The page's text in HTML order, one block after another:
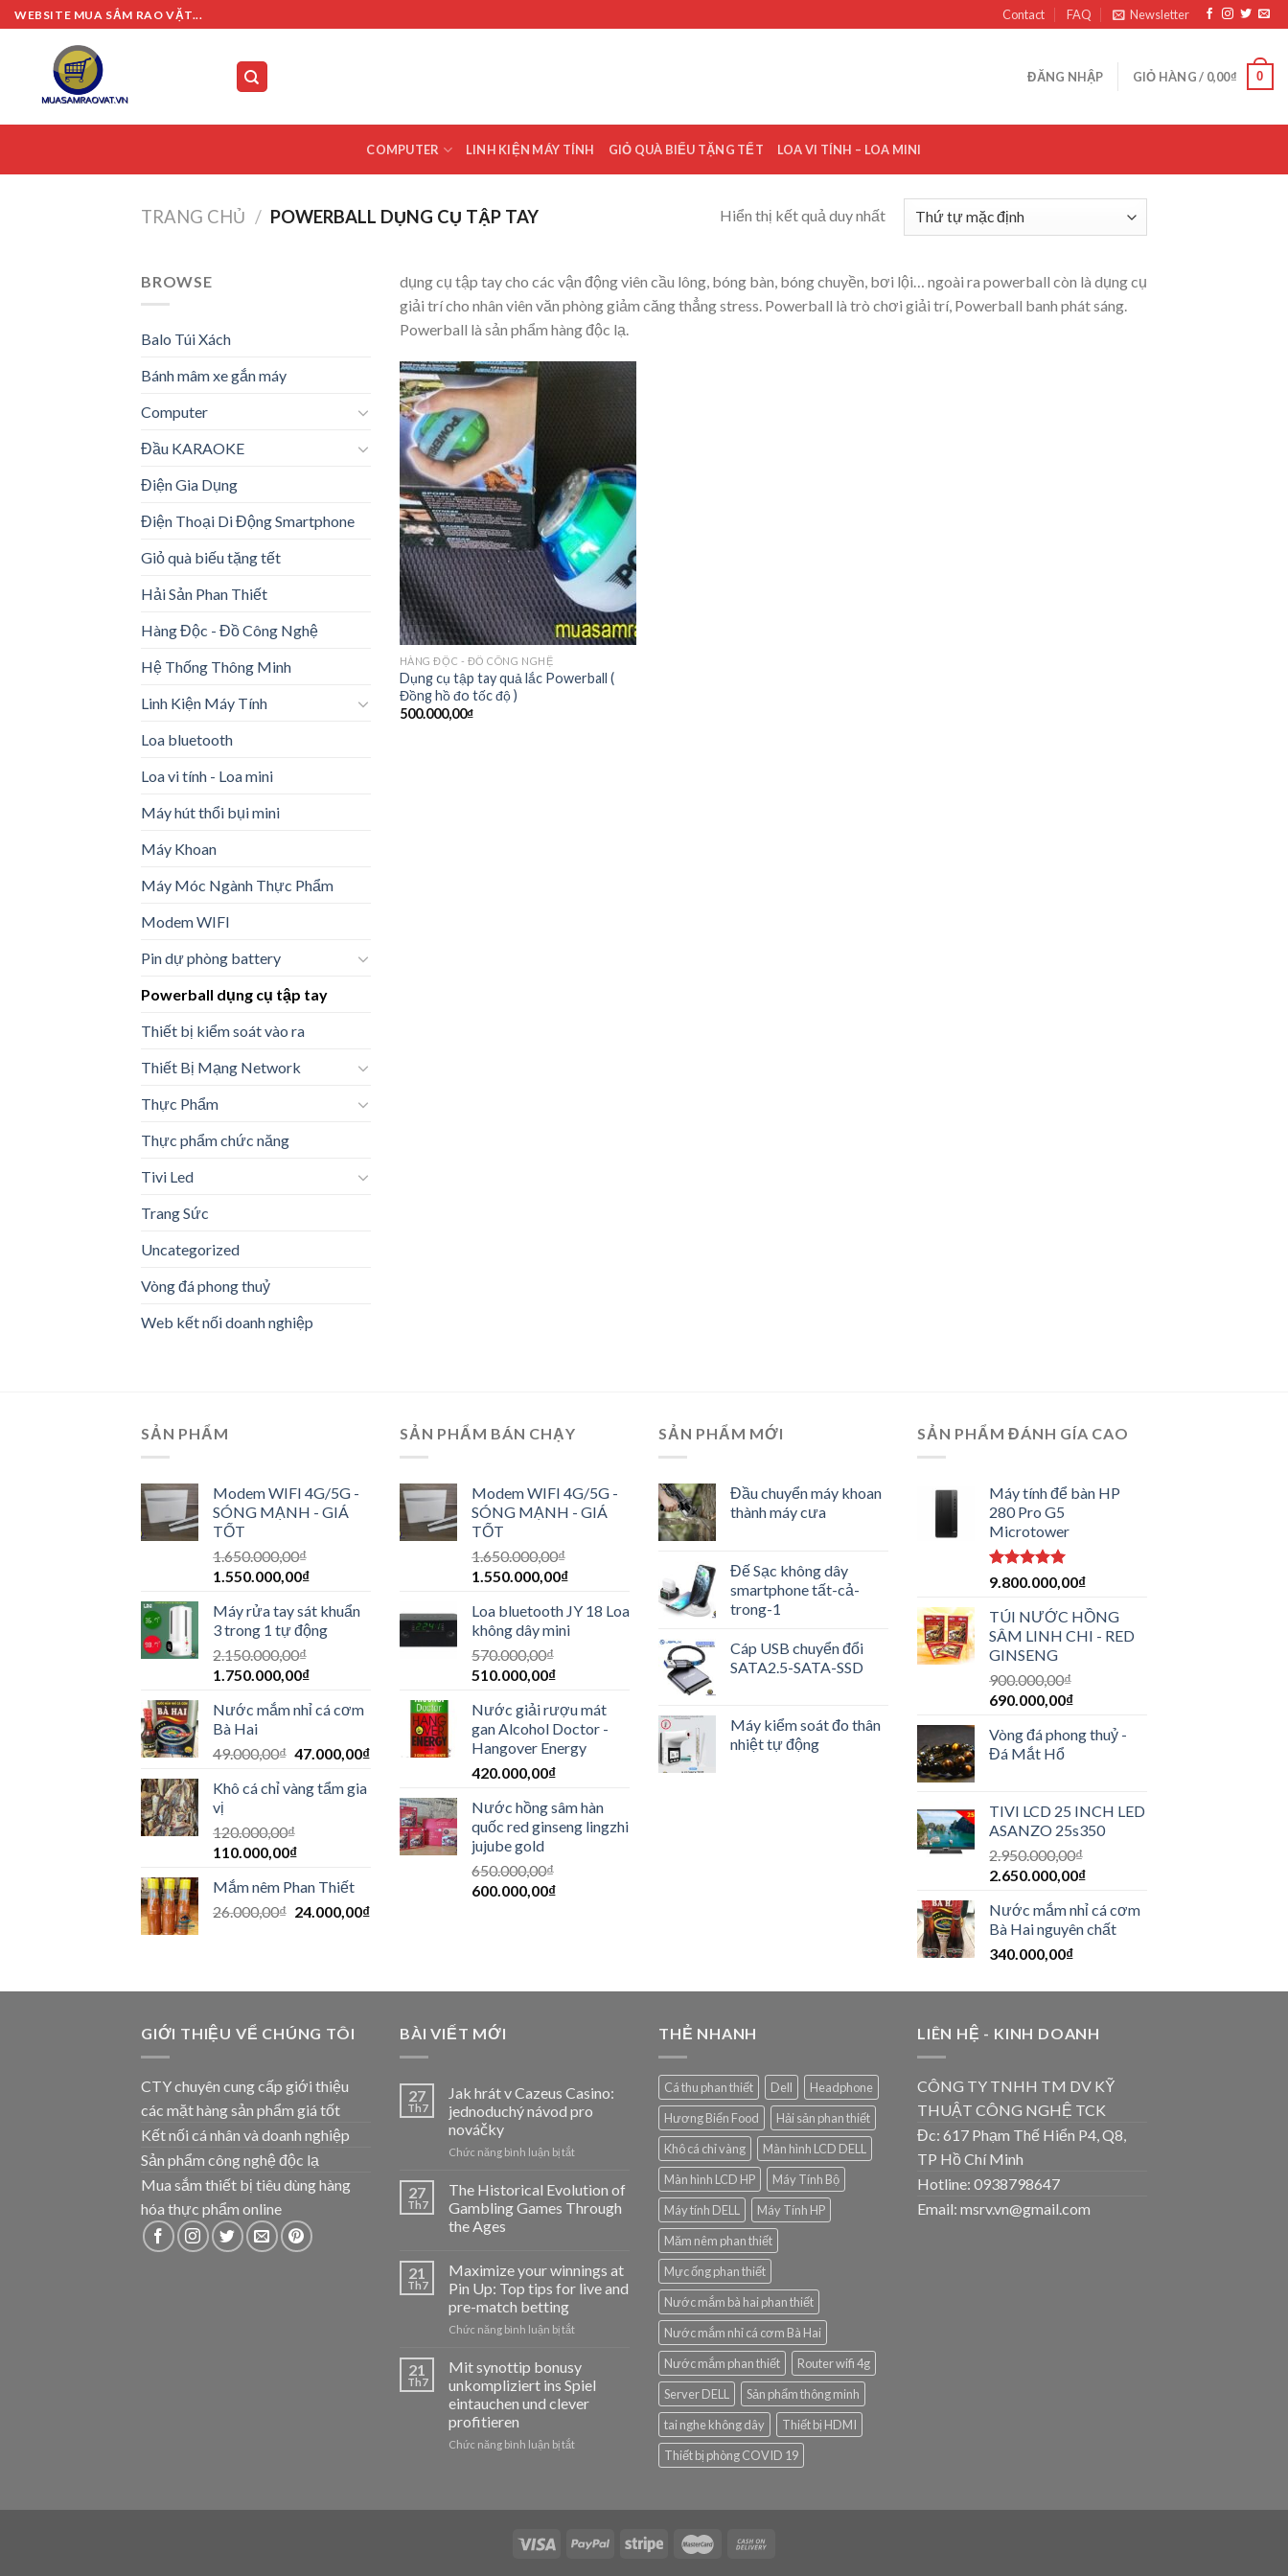
Skip
to
WEBSITE MUA SẮM RAO VẶT... Contact FAQ Newsletter
ĐĂNG NHẬP GIỎ HÀNG / 0,00₫ 0
COMPUTER LINH KIỆN MÁY TÍNH GIỎ QUÀ BIẾU TẶNG TẾT LOA VI TÍNH – LOA MINI
TRANG CHỦ / POWERBALL DỤNG CỤ TẬP TAY Hiển thị kết quả duy nhất
BROWSE
Balo Túi Xách
Bánh mâm xe gắn máy
Computer
Đầu KARAOKE
Điện Gia Dụng
Điện Thoại Di Động Smartphone
Giỏ quà biếu tặng tết
Hải Sản Phan Thiết
Hàng Độc - Đồ Công Nghệ
Hệ Thống Thông Minh
Linh Kiện Máy Tính
Loa bluetooth
Loa vi tính - Loa mini
Máy hút thổi bụi mini
Máy Khoan
Máy Móc Ngành Thực Phẩm
Modem WIFI
Pin dự phòng battery
Powerball dụng cụ tập tay
Thiết bị kiểm soát vào ra
Thiết Bị Mạng Network
Thực Phẩm
Thực phẩm chức năng
Tivi Led
Trang Sức
Uncategorized
Vòng đá phong thuỷ
Web kết nối doanh nghiệp
dụng cụ tập tay cho các vận động viên cầu lông, bóng bàn, bóng chuyền, bơi lội… ngoài ra powerball còn là dụng cụ
giải trí cho nhân viên văn phòng giảm căng thẳng stress. Powerball là trò chơi giải trí, Powerball banh phát sáng.
Powerball là sản phẩm hàng độc lạ.
HÀNG ĐỘC - ĐỒ CÔNG NGHỆ
Dụng cụ tập tay quả lắc Powerball (
Đồng hồ đo tốc độ )
500.000,00₫
SẢN PHẨM
Modem WIFI 4G/5G -
SÓNG MẠNH - GIÁ
TỐT
1.650.000,00₫
1.550.000,00₫
Máy rửa tay sát khuẩn
3 trong 1 tự động
2.150.000,00₫
1.750.000,00₫
Nước mắm nhỉ cá cơm
Bà Hai
49.000,00₫ 47.000,00₫
Khô cá chỉ vàng tẩm gia
vị
120.000,00₫
110.000,00₫
Mắm nêm Phan Thiết
26.000,00₫ 24.000,00₫
SẢN PHẨM BÁN CHẠY
Modem WIFI 4G/5G -
SÓNG MẠNH - GIÁ
TỐT
1.650.000,00₫
1.550.000,00₫
Loa bluetooth JY 18 Loa
không dây mini
570.000,00₫
510.000,00₫
Nước giải rượu mát
gan Alcohol Doctor -
Hangover Energy
420.000,00₫
Nước hồng sâm hàn
quốc red ginseng lingzhi
jujube gold
650.000,00₫
600.000,00₫
SẢN PHẨM MỚI
Đầu chuyển máy khoan
thành máy cưa
Đế Sạc không dây
smartphone tất-cả-
trong-1
Cáp USB chuyển đổi
SATA2.5-SATA-SSD
Máy kiểm soát đo thân
nhiệt tự động
SẢN PHẨM ĐÁNH GÍA CAO
Máy tính để bàn HP
280 Pro G5
Microtower
Được xếp
5 sao
9.800.000,00₫
TÚI NƯỚC HỒNG
SÂM LINH CHI - RED
GINSENG
900.000,00₫
690.000,00₫
Vòng đá phong thuỷ -
Đá Mắt Hổ
TIVI LCD 25 INCH LED
ASANZO 25s350
2.950.000,00₫
2.650.000,00₫
Nước mắm nhỉ cá cơm
Bà Hai nguyên chất
340.000,00₫
GIỚI THIỆU VỂ CHÚNG TÔI
CTY chuyên cung cấp giới thiệu
các mặt hàng sản phẩm giá tốt
Kết nối cá nhân và doanh nghiệp
Sản phẩm công nghệ độc lạ
Mua sắm thiết bị tiêu dùng hàng
hóa thực phẩm online
BÀI VIẾT MỚI
27
Th7
Jak hrát v Cazeus Casino:
jednoduchý návod pro
nováčky
Chức năng bình luận bị tắtở
hrát
v
Cazeus
návod
nováčky
27
Th7
The Historical Evolution of
Gambling Games Through
the Ages
21
Th7
Maximize your winnings at
Pin Up: Top tips for live and
pre-match betting
Chức năng bình luận bị tắtở
winnings
at
Pin
Top
match
21
Th7
Mit synottip bonusy
unkompliziert ins Spiel
eintauchen und clever
profitieren
Chức năng bình luận bị tắtở
unkompliziert
Spiel
THẺ NHANH
Cá thu phan thiết Dell
Headphone
Hương Biển Food
Hải sản phan thiết
Khô cá chỉ vàng
Màn hình LCD DELL
Màn hình LCD HP
Máy Tính Bộ
Máy tính DELL
Máy Tính HP
Măm nêm phan thiết
Mực ống phan thiết
Nước mắm bà hai phan thiết
Nước mắm nhỉ cá cơm Bà Hai
Nước mắm phan thiết
Router wifi 4g
Server DELL
Sản phẩm thông minh
tai nghe không dây
Thiết bị HDMI
Thiết bị phòng COVID 19
LIÊN HỆ - KINH DOANH
CÔNG TY TNHH TM DV KỸ
THUẬT CÔNG NGHỆ TCK
Đc: 617 Phạm Thế Hiển P4, Q8,
TP Hồ Chí Minh
Hotline: 0938798647
Email: msrv.vn@gmail.com